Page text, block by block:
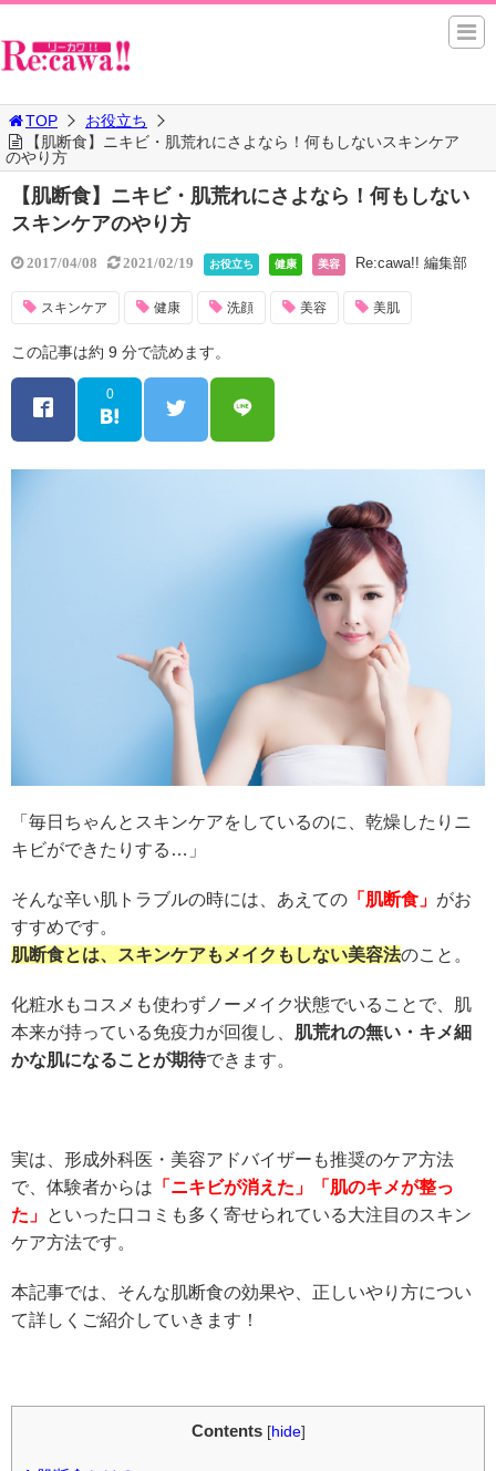
TOP
お役立ち
【肌断食】ニキビ・肌荒れにさよなら！何もしないスキンケア
のやり方
【肌断食】ニキビ・肌荒れにさよなら！何もしない
スキンケアのやり方
2017/04/08 2021/02/19 お役立ち 健康 美容 Re:cawa!! 編集部
スキンケア 健康 洗顔 美容 美肌
この記事は約 9 分で読めます。
0
「毎日ちゃんとスキンケアをしているのに、乾燥したりニ
キビができたりする…」
そんな辛い肌トラブルの時には、あえての 「肌断食」 がお
すすめです。
肌断食とは、スキンケアもメイクもしない美容法のこと。
化粧水もコスメも使わずノーメイク状態でいることで、肌
本来が持っている免疫力が回復し、 肌荒れの無い・キメ細
かな肌になることが期待できます。
実は、形成外科医・美容アドバイザーも推奨のケア方法
で、体験者からは 「ニキビが消えた」「肌のキメが整っ
た」 といった口コミも多く寄せられている大注目のスキン
ケア方法です。
本記事では、そんな肌断食の効果や、正しいやり方につい
て詳しくご紹介していきます！
Contents [hide]